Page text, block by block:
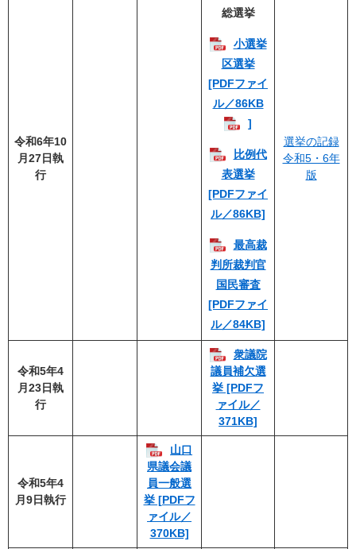
令和6年10
月27日執
行
総選挙
小選挙
区選挙
[PDFファイ
ル／86KB
]
比例代
表選挙
[PDFファイ
ル／86KB]
最高裁
判所裁判官
国民審査
[PDFファイ
ル／84KB]
選挙の記録
令和5・6年
版
令和5年4
月23日執
行
衆議院
議員補欠選
挙 [PDFフ
ァイル／
371KB]
令和5年4
月9日執行
山口
県議会議
員一般選
挙 [PDFフ
ァイル／
370KB]